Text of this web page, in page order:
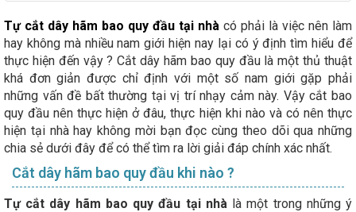
Tự cắt dây hãm bao quy đầu tại nhà có phải là việc nên làm
hay không mà nhiều nam giới hiện nay lại có ý định tìm hiểu để
thực hiện đến vậy ? Cắt dây hãm bao quy đầu là một thủ thuật
khá đơn giản được chỉ định với một số nam giới gặp phải
những vấn đề bất thường tại vị trí nhạy cảm này. Vậy cắt bao
quy đầu nên thực hiện ở đâu, thực hiện khi nào và có nên thực
hiện tại nhà hay không mời bạn đọc cùng theo dõi qua những
chia sẻ dưới đây để có thể tìm ra lời giải đáp chính xác nhất.
Cắt dây hãm bao quy đầu khi nào ?
Tự cắt dây hãm bao quy đầu tại nhà là một trong những ý